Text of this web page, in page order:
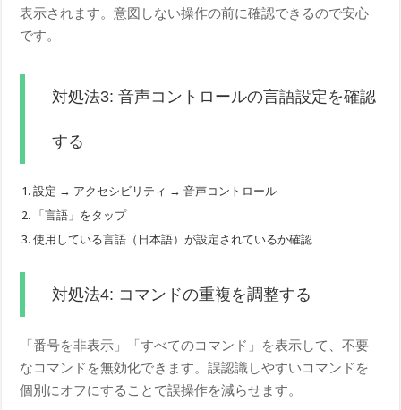
表示されます。意図しない操作の前に確認できるので安心
です。
対処法3: 音声コントロールの言語設定を確認
する
設定 → アクセシビリティ → 音声コントロール
「言語」をタップ
使用している言語（日本語）が設定されているか確認
対処法4: コマンドの重複を調整する
「番号を非表示」「すべてのコマンド」を表示して、不要
なコマンドを無効化できます。誤認識しやすいコマンドを
個別にオフにすることで誤操作を減らせます。